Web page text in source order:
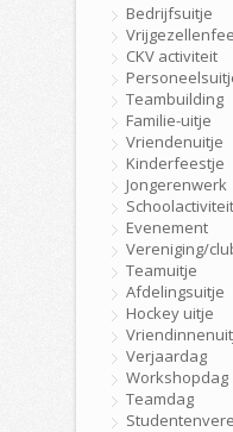
Bedrijfsuitje
CKV activiteit
Teambuilding
Familie-uitje
Vriendenuitje
Kinderfeestje
Jongerenwerk
Schoolactiviteit
Evenement
Vereniging/
Teamuitje
Afdelingsuitje
Hockey uitje
Verjaardag
Workshopdag
Teamdag